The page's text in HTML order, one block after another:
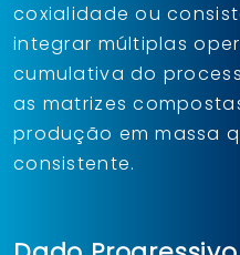
coxialidade ou
integrar múltiplas
cumulativa do
as matrizes
produção em massa
consistente.